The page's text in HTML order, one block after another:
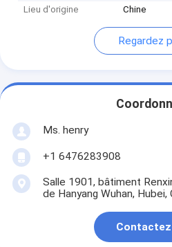
Lieu d'origine
Chine
Regardez
Ms. henry
+1 6476283908
Salle 1901, bâtiment
de Hanyang Wuhan, Hubei,
Contactez